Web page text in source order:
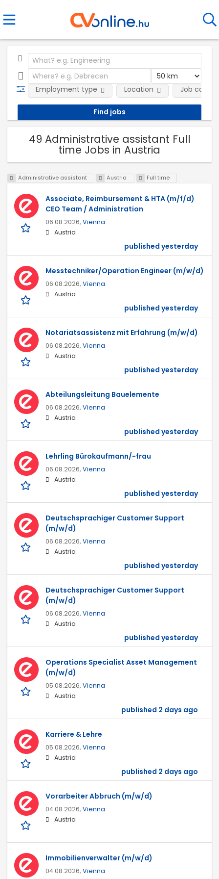
Employment type Location Job
49 Administrative assistant Full
time Jobs in Austria
Administrative assistant Austria Full time
Associate, Reimbursement & HTA (m/f/d)
CEO Team / Administration
06.08.2026, Vienna
Austria
published yesterday
Messtechniker/Operation Engineer (m/w/d)
06.08.2026, Vienna
Austria
published yesterday
Notariatsassistenz mit Erfahrung (m/w/d)
06.08.2026, Vienna
Austria
published yesterday
Abteilungsleitung Bauelemente
06.08.2026, Vienna
Austria
published yesterday
Lehrling Bürokaufmann/-frau
06.08.2026, Vienna
Austria
published yesterday
Deutschsprachiger Customer Support
(m/w/d)
06.08.2026, Vienna
Austria
published yesterday
Deutschsprachiger Customer Support
(m/w/d)
06.08.2026, Vienna
Austria
published yesterday
Operations Specialist Asset Management
(m/w/d)
05.08.2026, Vienna
Austria
published 2 days ago
Karriere & Lehre
05.08.2026, Vienna
Austria
published 2 days ago
Vorarbeiter Abbruch (m/w/d)
04.08.2026, Vienna
Austria
Immobilienverwalter (m/w/d)
04.08.2026, Vienna